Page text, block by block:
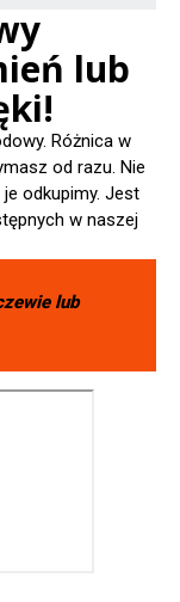
lub
Różnica w
od razu. Nie
odkupimy. Jest
w naszej
lub